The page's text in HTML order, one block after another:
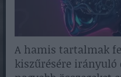
A hamis tartalmak
kiszűrésére irányuló